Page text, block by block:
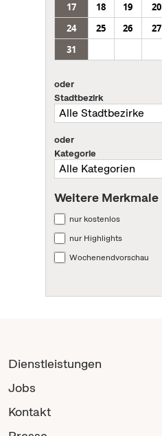
17
18 19 20
24
25 26 27
31
oder
Stadtbezirk
oder
Kategorie
Weitere Merkmale
nur kostenlos
nur Highlights
Wochenendvorschau
Dienstleistungen
Jobs
Kontakt